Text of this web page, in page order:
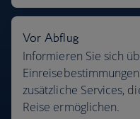
Vor Abflug
Informieren Sie sich
zusätzliche Services,
Reise ermöglichen.